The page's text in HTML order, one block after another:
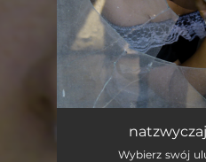
Wybierz swój